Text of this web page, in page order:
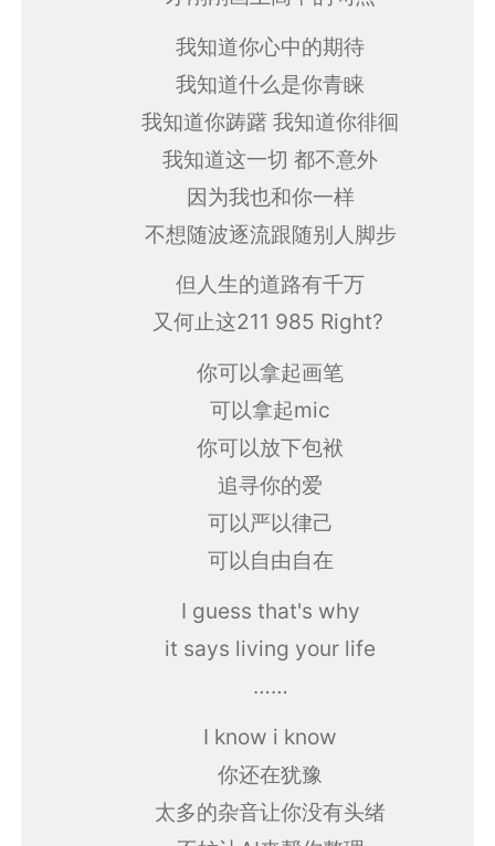
我知道你心中的期待
我知道什么是你青睐
我知道你踌躇 我知道你徘徊
我知道这一切 都不意外
因为我也和你一样
不想随波逐流跟随别人脚步
但人生的道路有千万
又何止这211 985 Right?
你可以拿起画笔
可以拿起mic
你可以放下包袱
追寻你的爱
可以严以律己
可以自由自在
I guess that's why
it says living your life
……
I know i know
你还在犹豫
太多的杂音让你没有头绪